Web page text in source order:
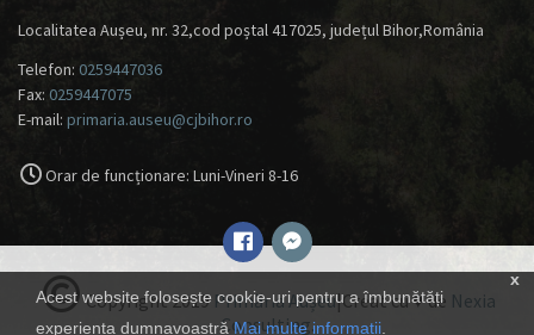
x
Acest website folosește cookie-uri pentru a îmbunătăți
experiența dumnavoastrăMai multe informații
Localitatea Aușeu, nr. 32,cod poștal 417025, județul Bihor,România
Telefon: 0259447036
Fax: 0259447075
E-mail: primaria.auseu@cjbihor.ro
Orar de funcționare: Luni-Vineri 8-16
Copyright 2019 Primăria Aușeu|Creat cu ♥ de Nexia
Consulting.